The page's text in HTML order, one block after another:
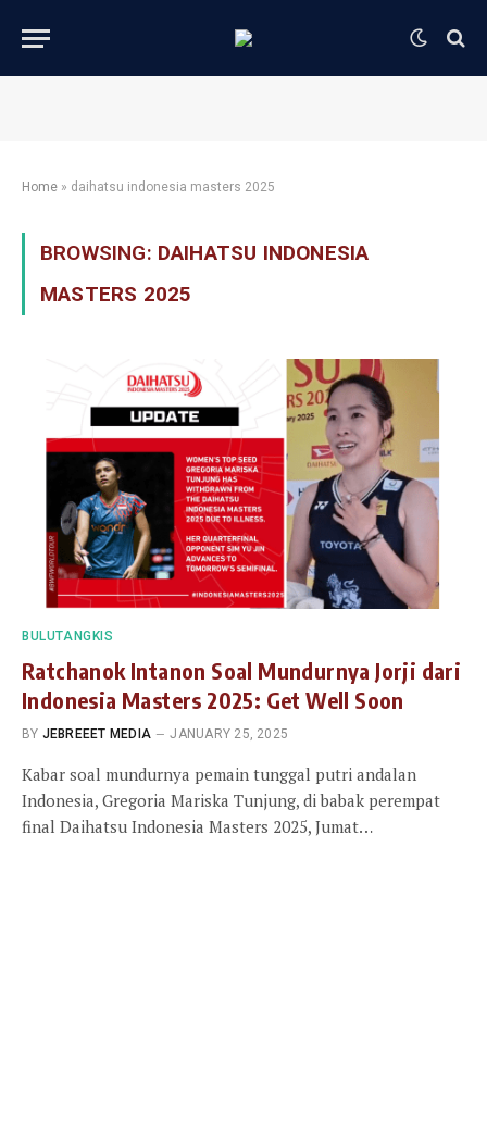
Home » daihatsu indonesia masters 2025
BROWSING: DAIHATSU INDONESIA
MASTERS 2025
BULUTANGKIS
Ratchanok Intanon Soal Mundurnya Jorji dari
Indonesia Masters 2025: Get Well Soon
BY JEBREEET MEDIA JANUARY 25, 2025
Kabar soal mundurnya pemain tunggal putri andalan
Indonesia, Gregoria Mariska Tunjung, di babak perempat
final Daihatsu Indonesia Masters 2025, Jumat…